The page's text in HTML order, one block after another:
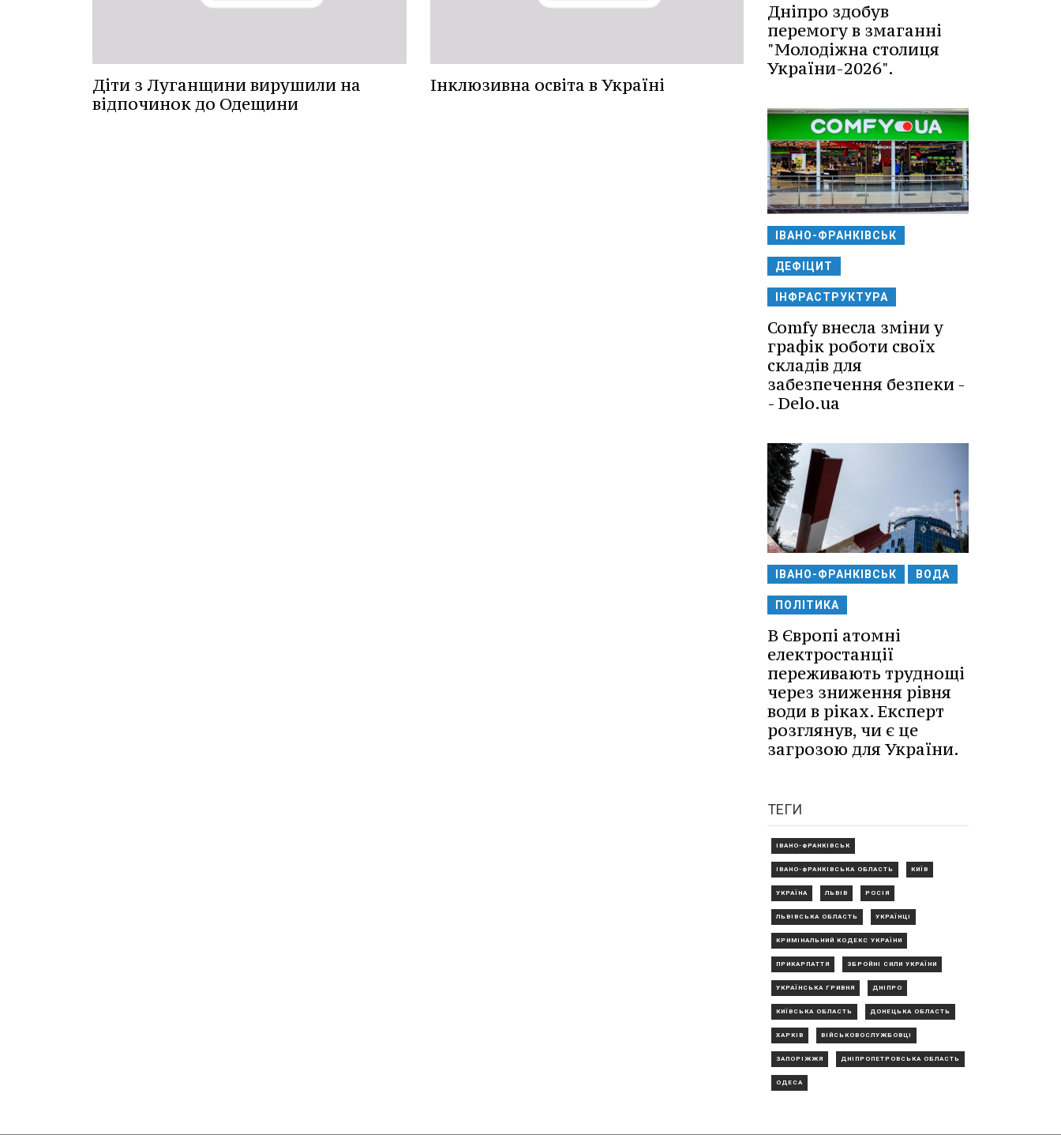
Діти з Луганщини вирушили на
відпочинок до Одещини
Інклюзивна освіта в Україні
Дніпро здобув
перемогу в змаганні
"Молодіжна столиця
України-2026".
ІВАНО-ФРАНКІВСЬК
ДЕФІЦИТ
ІНФРАСТРУКТУРА
Comfy внесла зміни у
графік роботи своїх
складів для
забезпечення безпеки -
- Delo.ua
ІВАНО-ФРАНКІВСЬК ВОДА
ПОЛІТИКА
В Європі атомні
електростанції
переживають труднощі
через зниження рівня
води в ріках. Експерт
розглянув, чи є це
загрозою для України.
ТЕГИ
ІВАНО-ФРАНКІВСЬК
ІВАНО-ФРАНКІВСЬКА ОБЛАСТЬ КИЇВ
УКРАЇНА ЛЬВІВ РОСІЯ
ЛЬВІВСЬКА ОБЛАСТЬ УКРАЇНЦІ
КРИМІНАЛЬНИЙ КОДЕКС УКРАЇНИ
ПРИКАРПАТТЯ ЗБРОЙНІ СИЛИ УКРАЇНИ
УКРАЇНСЬКА ГРИВНЯ ДНІПРО
КИЇВСЬКА ОБЛАСТЬ ДОНЕЦЬКА ОБЛАСТЬ
ХАРКІВ ВІЙСЬКОВОСЛУЖБОВЦІ
ЗАПОРІЖЖЯ ДНІПРОПЕТРОВСЬКА ОБЛАСТЬ
ОДЕСА